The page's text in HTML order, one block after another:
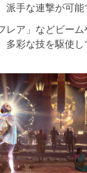
手な連撃が可能
レア」などビー
多彩な技を駆使し